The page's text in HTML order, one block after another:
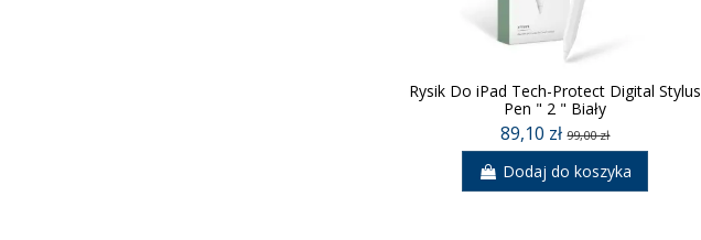
Rysik Do iPad Tech-Protect Digital Stylus
Pen " 2 " Biały
89,10 zł99,00 zł
Dodaj do koszyka